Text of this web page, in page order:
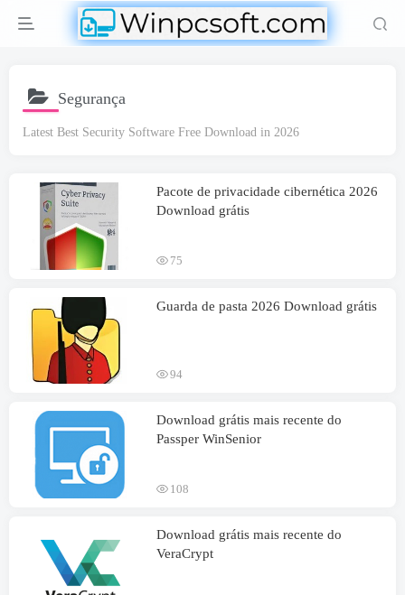
Segurança
Latest Best Security Software Free Download in 2026
Pacote de privacidade cibernética 2026
Download grátis
75
Guarda de pasta 2026 Download grátis
94
Download grátis mais recente do
Passper WinSenior
108
Download grátis mais recente do
VeraCrypt